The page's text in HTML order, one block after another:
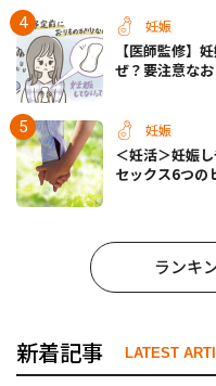
妊娠
【医師監修】
ぜ？要注意な
妊娠
＜妊活＞妊娠
セックス6つの
ランキ
新着記事 LATEST